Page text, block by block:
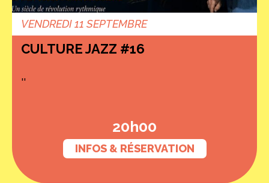
VENDREDI 11 SEPTEMBRE
CULTURE JAZZ #16
''
20h00
INFOS & RÉSERVATION